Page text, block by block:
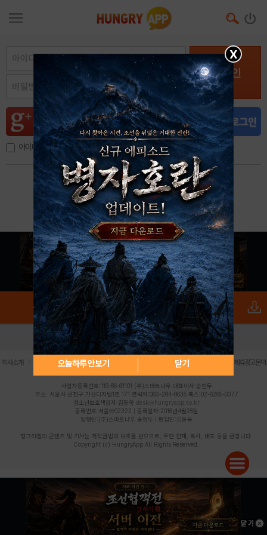
로그인
아이디, 이메일 저장
아이디 / 비밀번호 찾기 회원가입
X
오늘하루 안보기 닫기
로그인 PC버전 전체앱
회사소개 | 개인정보 처리방침 불법촬영물 신고센터 제휴광고문의
사업자등록번호:119-86-61101 (주)스마트나우 대표이사:송현두
주소: 서울시 금천구 가산디지털1로 171 연락처:063-284-8635 팩스:02-6265-0377
청소년보호책임자:김동욱 desk@hungryapp.co.kr
등록번호:서울아02322 | 등록일자:2016년4월25일
발행인:(주)스마트나우 송현두 | 편집인:김동욱
헝그리앱의 콘텐츠 및 기사는 저작권법의 보호를 받으므로, 무단 전재, 복사, 배포 등을 금합니다.
Copyright (c) HungryApp All Rights Reserved.